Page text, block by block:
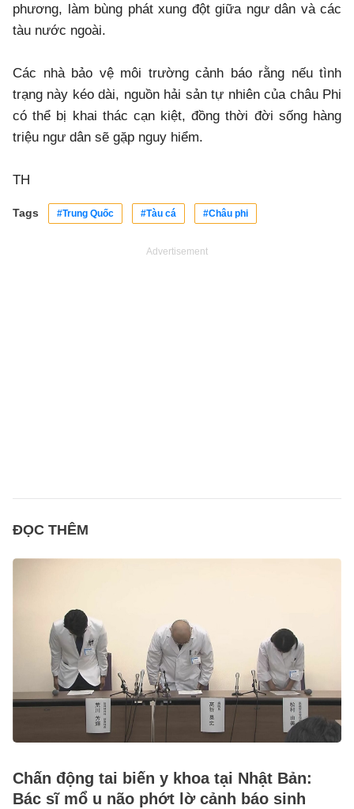
phương, làm bùng phát xung đột giữa ngư dân và các
tàu nước ngoài.
Các nhà bảo vệ môi trường cảnh báo rằng nếu tình
trạng này kéo dài, nguồn hải sản tự nhiên của châu Phi
có thể bị khai thác cạn kiệt, đồng thời đời sống hàng
triệu ngư dân sẽ gặp nguy hiểm.
TH
Tags #Trung Quốc #Tàu cá #Châu phi
Advertisement
ĐỌC THÊM
Chấn động tai biến y khoa tại Nhật Bản:
Bác sĩ mổ u não phớt lờ cảnh báo sinh